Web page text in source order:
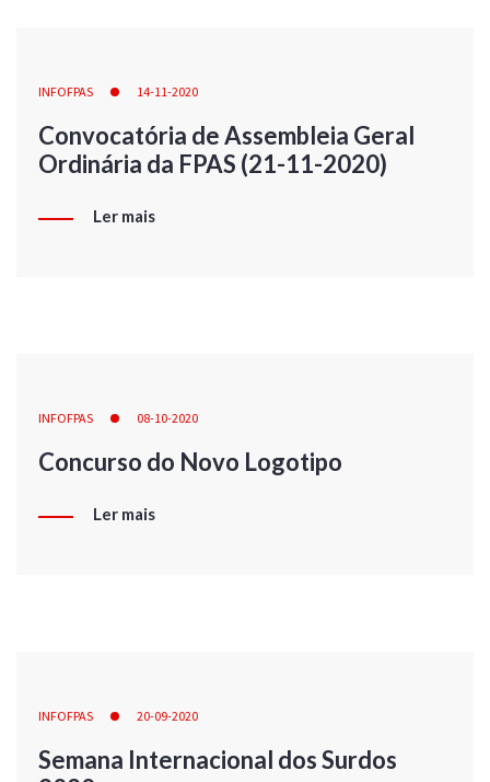
INFOFPAS 14-11-2020
Convocatória de Assembleia Geral
Ordinária da FPAS (21-11-2020)
Ler mais
INFOFPAS 08-10-2020
Concurso do Novo Logotipo
Ler mais
INFOFPAS 20-09-2020
Semana Internacional dos Surdos